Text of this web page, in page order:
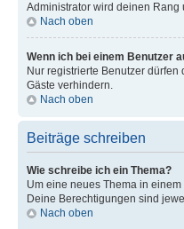
Administrator wird deinen
Nach oben
Wenn ich bei einem Benutzer
Nur registrierte Benutzer
Gäste verhindern.
Nach oben
Beiträge schreiben
Wie schreibe ich ein Thema?
Um eine neues Thema in
Deine Berechtigungen sind
Nach oben